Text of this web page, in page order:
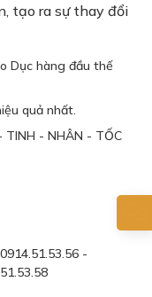
tạo ra sự thay đổi
Dục hàng đầu thế
quả nhất.
TINH - NHÂN - TỐC
-